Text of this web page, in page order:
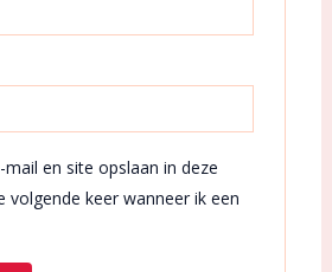
en site opslaan in deze
volgende keer wanneer ik een